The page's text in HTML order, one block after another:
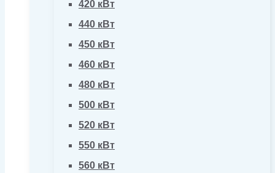
420 кВт
440 кВт
450 кВт
460 кВт
480 кВт
500 кВт
520 кВт
550 кВт
560 кВт